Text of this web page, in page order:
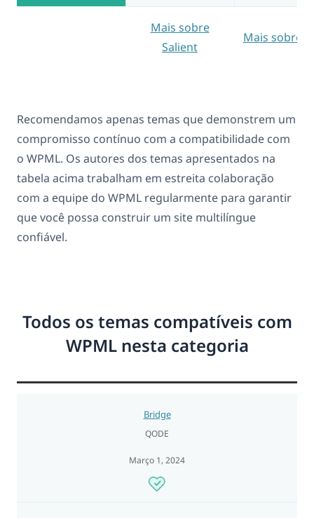
Mais sobre
Salient
Mais sobre
Recomendamos apenas temas que demonstrem um
compromisso contínuo com a compatibilidade com
o WPML. Os autores dos temas apresentados na
tabela acima trabalham em estreita colaboração
com a equipe do WPML regularmente para garantir
que você possa construir um site multilíngue
confiável.
Todos os temas compatíveis com
WPML nesta categoria
Bridge
QODE
Março 1, 2024